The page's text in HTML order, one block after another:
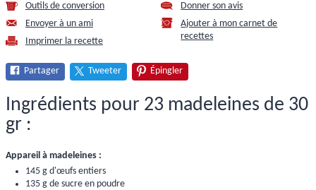
Outils de conversion
Envoyer à un ami
Imprimer la recette
Donner son avis
Ajouter à mon carnet de
recettes
Partager Tweeter Épingler
Ingrédients pour 23 madeleines de 30
gr :
Appareil à madeleines :
145 g d'œufs entiers
135 g de sucre en poudre